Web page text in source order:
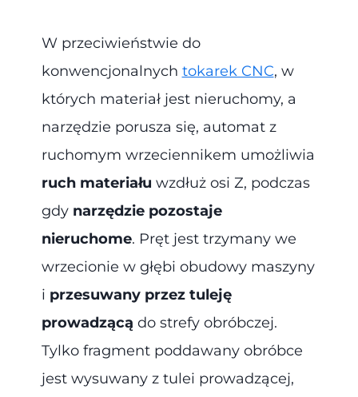
W przeciwieństwie do
konwencjonalnych tokarek CNC, w
których materiał jest nieruchomy, a
narzędzie porusza się, automat z
ruchomym wrzeciennikem umożliwia
ruch materiału wzdłuż osi Z, podczas
gdy narzędzie pozostaje
nieruchome. Pręt jest trzymany we
wrzecionie w głębi obudowy maszyny
i przesuwany przez tuleję
prowadzącą do strefy obróbczej.
Tylko fragment poddawany obróbce
jest wysuwany z tulei prowadzącej,